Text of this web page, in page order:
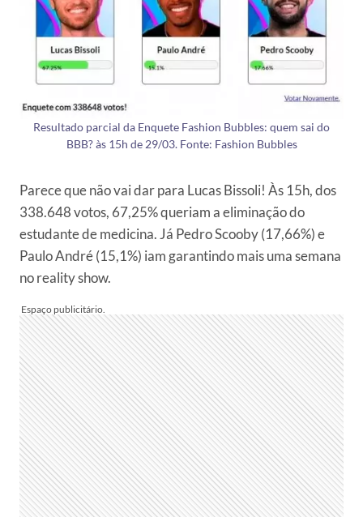
Resultado parcial da Enquete Fashion Bubbles: quem sai do
BBB? às 15h de 29/03. Fonte: Fashion Bubbles
Parece que não vai dar para Lucas Bissoli! Às 15h, dos
338.648 votos, 67,25% queriam a eliminação do
estudante de medicina. Já Pedro Scooby (17,66%) e
Paulo André (15,1%) iam garantindo mais uma semana
no reality show.